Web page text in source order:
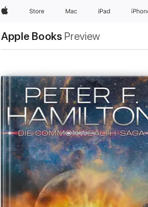
AppleStore Mac iPad
Apple Books Preview